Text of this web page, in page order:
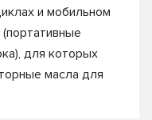
и мобильном
для которых
масла для